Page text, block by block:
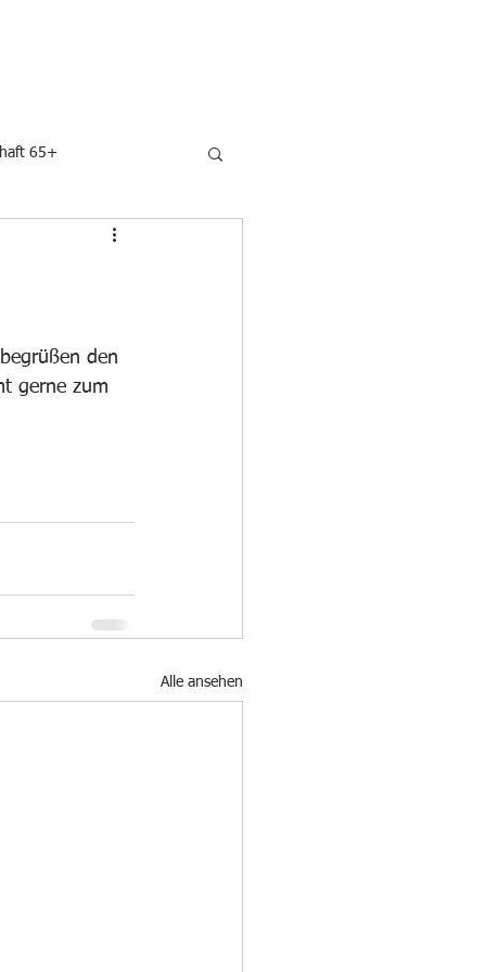
65+
den
gerne zum
Alle ansehen